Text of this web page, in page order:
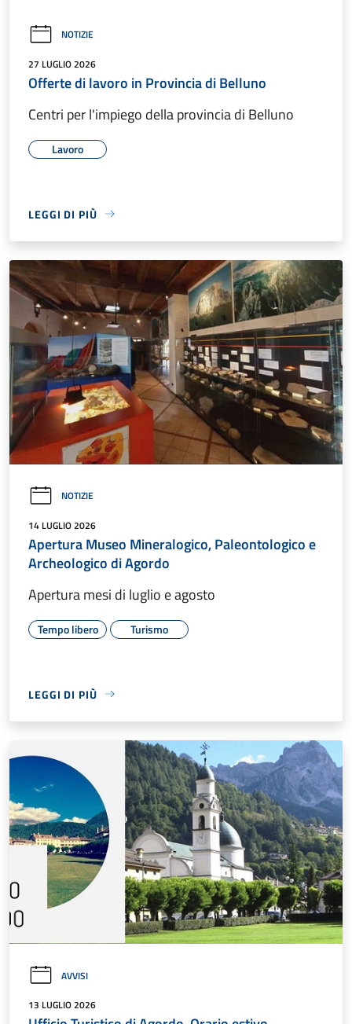
NOTIZIE
27 LUGLIO 2026
Offerte di lavoro in Provincia di Belluno
Centri per l'impiego della provincia di Belluno
Lavoro
LEGGI DI PIÙ
NOTIZIE
14 LUGLIO 2026
Apertura Museo Mineralogico, Paleontologico e
Archeologico di Agordo
Apertura mesi di luglio e agosto
Tempo libero Turismo
LEGGI DI PIÙ
AVVISI
13 LUGLIO 2026